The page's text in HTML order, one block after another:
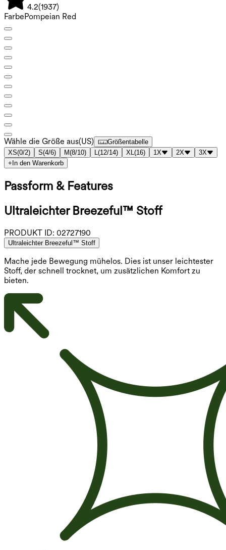
4.2(1937)
FarbePompeian Red
Wähle die Größe aus(US)
Größentabelle
XS(0/2) S(4/6) M(8/10) L(12/14) XL(16) 1X 2X
3X
+ In den Warenkorb
Passform & Features
Ultraleichter Breezeful™ Stoff
PRODUKT ID: 02727190
Ultraleichter Breezeful™ Stoff
Mache jede Bewegung mühelos. Dies ist unser leichtester
Stoff, der schnell trocknet, um zusätzlichen Komfort zu
bieten.